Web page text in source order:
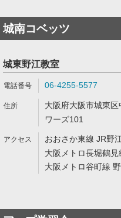
城南コベッツ
城東野江教室
06-4255-5577
大阪府大阪市城東
ワーズ101
おおさか東線 JR野
大阪メトロ長堀鶴
大阪メトロ谷町線